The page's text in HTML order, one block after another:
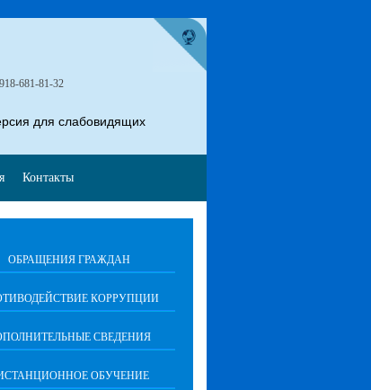
ОБРАЩЕНИЯ ГРАЖДАН
КОРРУПЦИИ
СВЕДЕНИЯ
ОБУЧЕНИЕ
681-81-32
для слабовидящих
Контакты